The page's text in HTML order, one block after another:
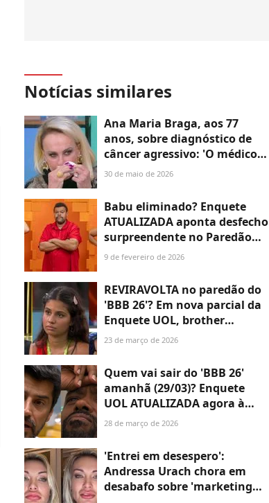
Notícias similares
Ana Maria Braga, aos 77
anos, sobre diagnóstico de
câncer agressivo: 'O médico
disse: 'Olha, você tem
sobreviver'
30 de maio de 2026
Babu eliminado? Enquete
ATUALIZADA aponta desfecho
surpreendente no Paredão
entre ator, Sarah Andrade e
9 de fevereiro de 2026
REVIRAVOLTA no paredão do
'BBB 26'? Em nova parcial da
Enquete UOL, brother
aumenta porcentagens e fica
saiba quem!
23 de março de 2026
Quem vai sair do 'BBB 26'
amanhã (29/03)? Enquete
UOL ATUALIZADA agora à
tarde mostra disputa
aos números
28 de março de 2026
'Entrei em desespero':
Andressa Urach chora em
desabafo sobre 'marketing